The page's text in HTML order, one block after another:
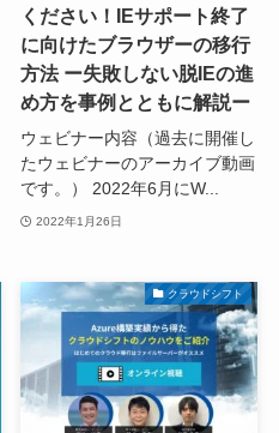
ください！IEサポート終了
に向けたブラウザーの移行
方法 ー失敗しない脱IEの進
め方を事例とともに解説ー
ウェビナー内容（過去に開催し
たウェビナーのアーカイブ動画
です。） 2022年6月にW...
2022年1月26日
クラウドシフト